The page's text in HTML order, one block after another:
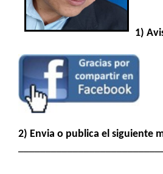
1)
2) Envia o publica el siguiente